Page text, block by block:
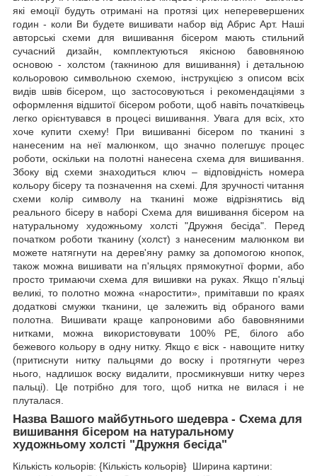
які емоції будуть отримані на протязі цих неперевершених
годин - коли Ви будете вишивати набор від Абрис Арт. Наші
авторські схеми для вишивання бісером мають стильний
сучасний дизайн, комплектуються якісною бавовняною
основою - холстом (такниною для вишивання) і детальною
кольоровою символьною схемою, інструкцією з описом всіх
видів швів бісером, що застосовуються і рекомендаціями з
оформлення відшитої бісером роботи, щоб навіть початківець
легко орієнтувався в процесі вишивання. Увага для всіх, хто
хоче купити схему! При вишиванні бісером по тканині з
нанесеним на неї малюнком, що значно полегшує процес
роботи, оскільки на полотні нанесена схема для вишивання.
Збоку від схеми знаходиться ключ – відповідність номера
кольору бісеру та позначення на схемі. Для зручності читання
схеми колір символу на тканині може відрізнятись від
реального бісеру в наборі Схема для вишивання бісером на
натуральному художньому холсті "Дружня бесіда". Перед
початком роботи тканину (холст) з нанесеним малюнком ви
можете натягнути на дерев'яну рамку за допомогою кнопок,
також можна вишивати на п'яльцях прямокутної форми, або
просто тримаючи схема для вишивки на руках. Якщо п'яльці
великі, то полотно можна «наростити», примітавши по краях
додаткові смужки тканини, це залежить від обраного вами
полотна. Вишивати краще капроновими або бавовняними
нитками, можна використовувати 100% РЕ, білого або
бежевого кольору в одну нитку. Якщо є віск - навощите нитку
(притиснути нитку пальцями до воску і протягнути через
нього, надлишок воску видалити, просмикнувши нитку через
пальці). Це потрібно для того, щоб нитка не вилася і не
плуталася.
Назва Вашого майбутнього шедевра - Схема для
вишивання бісером на натуральному
художньому холсті "Дружня бесіда"
Кількість кольорів: {Кількість кольорів} Ширина картини: